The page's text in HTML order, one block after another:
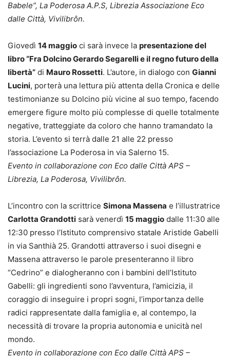
Babele”, La Poderosa A.P.S, Librezia Associazione Eco
dalle Città, Vivilibrôn.
Giovedì 14 maggio ci sarà invece la presentazione del
libro “Fra Dolcino Gerardo Segarelli e il regno futuro della
libertà” di Mauro Rossetti. L’autore, in dialogo con Gianni
Lucini, porterà una lettura più attenta della Cronica e delle
testimonianze su Dolcino più vicine al suo tempo, facendo
emergere figure molto più complesse di quelle totalmente
negative, tratteggiate da coloro che hanno tramandato la
storia. L’evento si terrà dalle 21 alle 22 presso
l’associazione La Poderosa in via Salerno 15.
Evento in collaborazione con Eco dalle Città APS –
Librezia, La Poderosa, Vivilibrôn.
L’incontro con la scrittrice Simona Massena e l’illustratrice
Carlotta Grandotti sarà venerdì 15 maggio dalle 11:30 alle
12:30 presso l’Istituto comprensivo statale Aristide Gabelli
in via Santhià 25. Grandotti attraverso i suoi disegni e
Massena attraverso le parole presenteranno il libro
“Cedrino” e dialogheranno con i bambini dell’Istituto
Gabelli: gli ingredienti sono l’avventura, l’amicizia, il
coraggio di inseguire i propri sogni, l’importanza delle
radici rappresentate dalla famiglia e, al contempo, la
necessità di trovare la propria autonomia e unicità nel
mondo.
Evento in collaborazione con Eco dalle Città APS –